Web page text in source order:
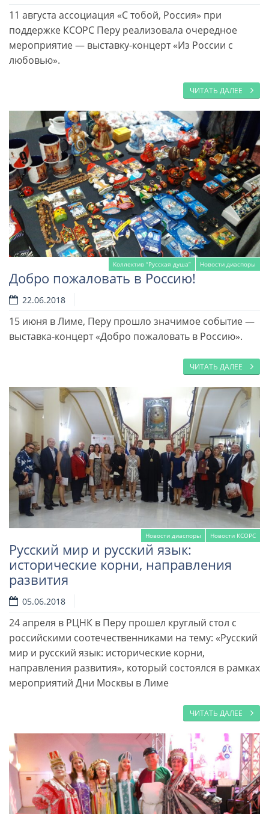
11 августа ассоциация «С тобой, Россия» при
поддержке КСОРС Перу реализовала очередное
мероприятие — выставку-концерт «Из России с
любовью».
ЧИТАТЬ ДАЛЕЕ
Коллектив “Русская душа” Новости диаспоры
Добро пожаловать в Россию!
22.06.2018
15 июня в Лиме, Перу прошло значимое со­бытие —
выставка-кон­церт «Добро пожалова­ть в Россию».
ЧИТАТЬ ДАЛЕЕ
Новости диаспоры Новости КСОРС
Русский мир и русский язык:
исторические корни, направления
развития
05.06.2018
24 апреля в РЦНК в Перу прошел круглый стол с
российскими соотечественниками на тему: «Русский
мир и русский язык: исторические корни,
направления развития», который состоялся в рамках
мероприятий Дни Москвы в Лиме
ЧИТАТЬ ДАЛЕЕ